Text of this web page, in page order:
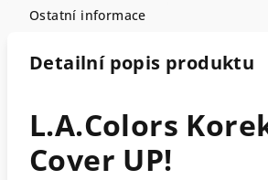
Ostatní informace
Detailní popis produktu
L.A.Colors
Cover UP!